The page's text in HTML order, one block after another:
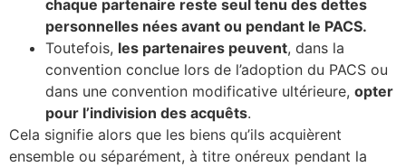
chaque partenaire reste seul tenu des dettes
personnelles nées avant ou pendant le PACS.
Toutefois, les partenaires peuvent, dans la
convention conclue lors de l’adoption du PACS ou
dans une convention modificative ultérieure, opter
pour l’indivision des acquêts.
Cela signifie alors que les biens qu’ils acquièrent
ensemble ou séparément, à titre onéreux pendant la